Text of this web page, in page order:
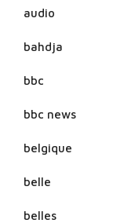
audio
bahdja
bbc
bbc news
belgique
belle
belles